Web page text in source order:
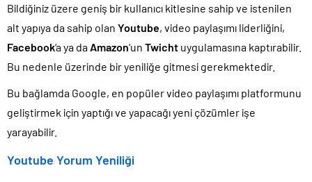
Bildiğiniz üzere geniş bir kullanıcı kitlesine sahip ve istenilen
alt yapıya da sahip olan Youtube, video paylaşımı liderliğini,
Facebook‘a ya da Amazon‘un Twicht uygulamasına kaptırabilir.
Bu nedenle üzerinde bir yeniliğe gitmesi gerekmektedir.
Bu bağlamda Google, en popüler video paylaşımı platformunu
geliştirmek için yaptığı ve yapacağı yeni çözümler işe
yarayabilir.
Youtube Yorum Yeniliği